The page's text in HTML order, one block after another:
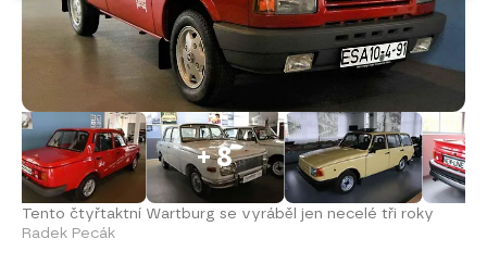
+ 8
Tento čtyřtaktní Wartburg se vyráběl jen necelé tři roky
Radek Pecák